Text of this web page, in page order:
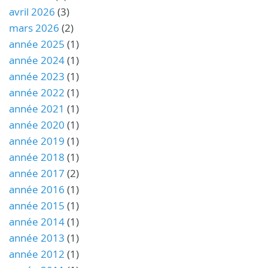
avril 2026 (3)
mars 2026 (2)
année 2025 (1)
année 2024(1)
année 2023 (1)
année 2022 (1)
année 2021 (1)
année 2020 (1)
année 2019 (1)
année 2018 (1)
année 2017 (2)
année 2016 (1)
année 2015 (1)
année 2014(1)
année 2013 (1)
année 2012 (1)